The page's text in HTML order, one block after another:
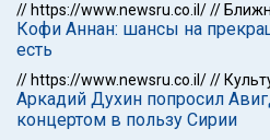
// https://www.newsru.co.il///
Кофи Аннан: шансы на
есть
// https://www.newsru.co.il///
Аркадий Духин попросил
концертом в пользу Сирии